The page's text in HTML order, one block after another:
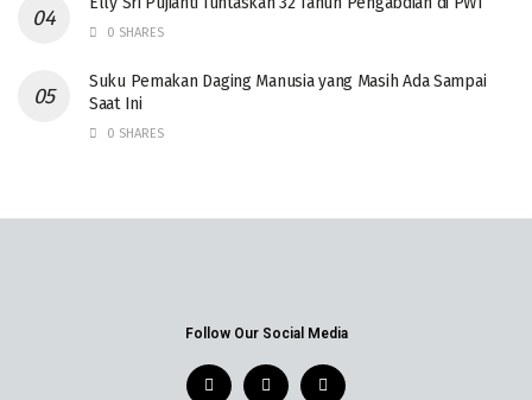
0 SHARES
‎Suku Pemakan Daging Manusia yang Masih Ada Sampai
Saat Ini
0 SHARES
Follow Our Social Media